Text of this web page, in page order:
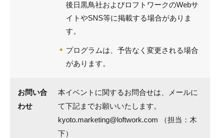
後日黒鳥社およびロフトワークのWebサ
イトやSNS等に掲載する場合がありま
す。
プログラムは、予告なく変更される場合
があります。
お問い合
わせ
本イベントに関するお問合せは、メールに
て下記までお願いいたします。
kyoto.marketing@loftwork.com （担当：木
下）